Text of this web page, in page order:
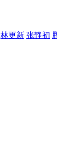
林更新 张静初